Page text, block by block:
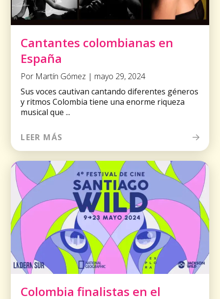
Cantantes colombianas en
España
Por Martín Gómez | mayo 29, 2024
Sus voces cautivan cantando diferentes géneros
y ritmos Colombia tiene una enorme riqueza
musical que ...
LEER MÁS
Colombia finalistas en el